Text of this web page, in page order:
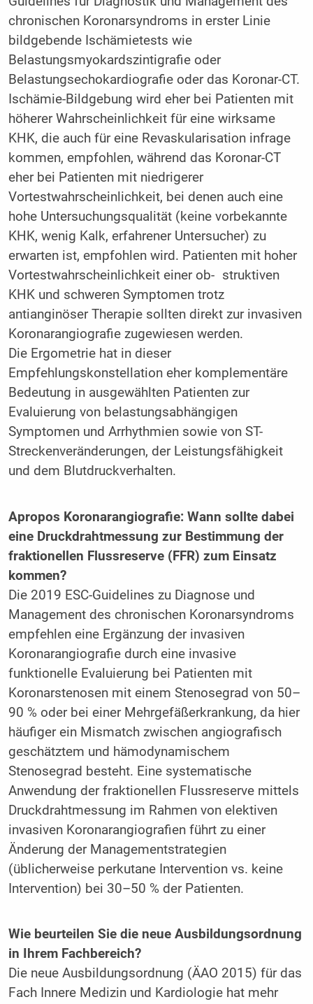
chronischen Koronarsyndroms in erster Linie
bildgebende Ischämietests wie
Belastungsmyokardszintigrafie oder
Belastungsechokardiografie oder das Koronar-CT.
Ischämie-Bildgebung wird eher bei Patienten mit
höherer Wahrscheinlichkeit für eine wirksame
KHK, die auch für eine Revaskularisation infrage
kommen, empfohlen, während das Koronar-CT
eher bei Patienten mit niedrigerer
Vortestwahrscheinlichkeit, bei denen auch eine
hohe Untersuchungsqualität (keine vorbekannte
KHK, wenig Kalk, erfahrener Untersucher) zu
erwarten ist, empfohlen wird. Patienten mit hoher
Vortestwahrscheinlichkeit einer ob- struktiven
KHK und schweren Symptomen trotz
antianginöser Therapie sollten direkt zur invasiven
Koronarangiografie zugewiesen werden.
Die Ergometrie hat in dieser
Empfehlungskonstellation eher komplementäre
Bedeutung in ausgewählten Patienten zur
Evaluierung von belastungsabhängigen
Symptomen und Arrhythmien sowie von ST-
Streckenveränderungen, der Leistungsfähigkeit
und dem Blutdruckverhalten.
Apropos Koronarangiografie: Wann sollte dabei
eine Druckdrahtmessung zur Bestimmung der
fraktionellen Flussreserve (FFR) zum Einsatz
kommen?
Die 2019 ESC-Guidelines zu Diagnose und
Management des chronischen Koronarsyndroms
empfehlen eine Ergänzung der invasiven
Koronarangiografie durch eine invasive
funktionelle Evaluierung bei Patienten mit
Koronarstenosen mit einem Stenosegrad von 50–
90 % oder bei einer Mehrgefäßerkrankung, da hier
häufiger ein Mismatch zwischen angiografisch
geschätztem und hämodynamischem
Stenosegrad besteht. Eine systematische
Anwendung der fraktionellen Flussreserve mittels
Druckdrahtmessung im Rahmen von elektiven
invasiven Koronarangiografien führt zu einer
Änderung der Managementstrategien
(üblicherweise perkutane Intervention vs. keine
Intervention) bei 30–50 % der Patienten.
Wie beurteilen Sie die neue Ausbildungsordnung
in Ihrem Fachbereich?
Die neue Ausbildungsordnung (ÄAO 2015) für das
Fach Innere Medizin und Kardiologie hat mehr